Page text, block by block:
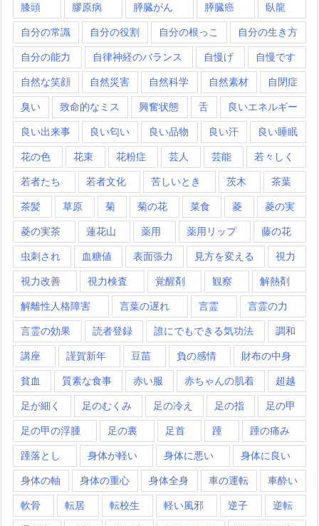
膝頭 膠原病 膵臓がん 膵臓癌 臥龍
自分の常識 自分の役割 自分の根っこ 自分の生き方
自分の能力 自律神経のバランス 自慢げ 自慢です
自然な笑顔 自然災害 自然科学 自然素材 自閉症
臭い 致命的なミス 興奮状態 舌 良いエネルギー
良い出来事 良い匂い 良い品物 良い汗 良い睡眠
花の色 花束 花粉症 芸人 芸能 若々しく
若者たち 若者文化 苦しいとき 茨木 茶葉
茶髪 草原 菊 菊の花 菜食 菱 菱の実
菱の実茶 蓮花山 薬用 薬用リップ 藤の花
虫刺され 血糖値 表面張力 見方を変える 視力
視力改善 視力検査 覚醒剤 観察 解熱剤
解離性人格障害 言葉の遅れ 言霊 言霊の力
言霊の効果 読者登録 誰にでもできる気功法 調和
講座 謹賀新年 豆苗 負の感情 財布の中身
貧血 質素な食事 赤い服 赤ちゃんの肌着 超越
足が細く 足のむくみ 足の冷え 足の指 足の甲
足の甲の浮腫 足の裏 足首 踵 踵の痛み
踵落とし 身体が軽い 身体に悪い 身体に良い
身体の軸 身体の重心 身体全身 車の運転 車酔い
軟骨 転居 転校生 軽い風邪 逆子 逆転